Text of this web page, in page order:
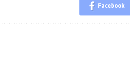
Facebook